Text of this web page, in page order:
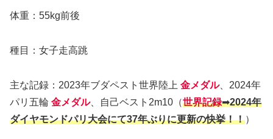
体重：55kg前後
種目：女子走高跳
主な記録：2023年ブダペスト世界陸上 金メダル、2024年
パリ五輪 金メダル、自己ベスト2m10（世界記録➡2024年
ダイヤモンドパリ大会にて37年ぶりに更新の快挙！！）